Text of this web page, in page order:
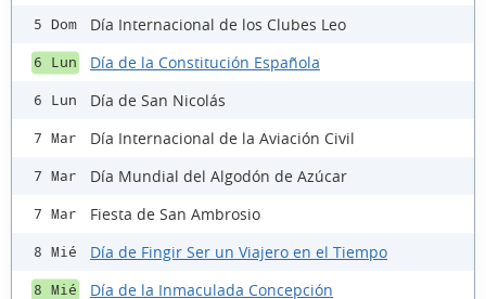
5 Dom Día Internacional de los Clubes Leo
6 Lun Día de la Constitución Española
6 Lun Día de San Nicolás
7 Mar Día Internacional de la Aviación Civil
7 Mar Día Mundial del Algodón de Azúcar
7 Mar Fiesta de San Ambrosio
8 Mié Día de Fingir Ser un Viajero en el Tiempo
8 Mié Día de la Inmaculada Concepción